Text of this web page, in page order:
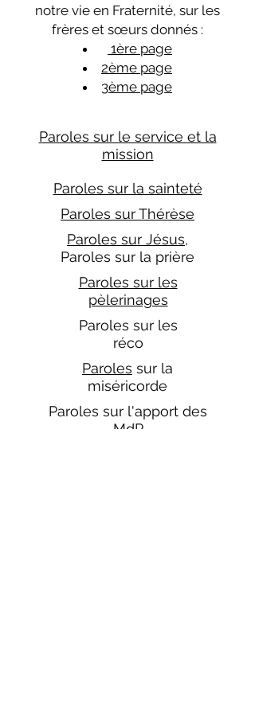
notre vie en Fraternité, sur les
frères et sœurs donnés :
1ère page
2ème page
3ème page
Paroles sur le service et la
mission
Paroles sur la sainteté
Paroles sur Thérèse
Paroles sur Jésus,
Paroles sur la prière
Paroles sur les
pèlerinages
Paroles sur les
réco
Paroles sur la
miséricorde
Paroles sur l'apport des
MdP